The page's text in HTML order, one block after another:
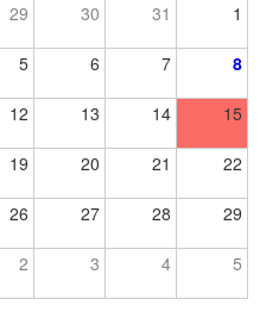
29 30 31 1
5 6 7 8
12 13 14 15
19 20 21 22
26 27 28 29
2 3 4 5